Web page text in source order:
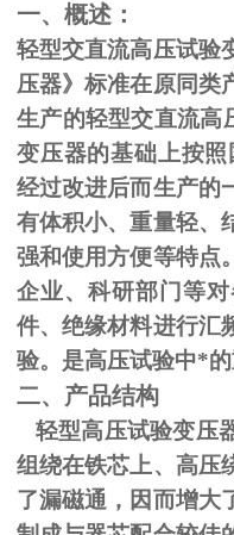
一、概述：
轻型交直流高压试验
压器》标准在原同类
生产的轻型交直流高
变压器的基础上按照
经过改进后而生产的
有体积小、重量轻、
强和使用方便等特点
企业、科研部门等
件、绝缘材料进行汇
验。是高压试验中*的
二、产品结构
轻型高压试验变压
组绕在铁芯上、高压
了漏磁通，因而增大